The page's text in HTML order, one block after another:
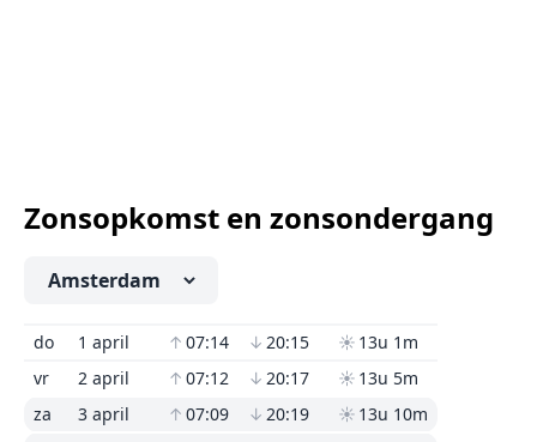
Zonsopkomst en zonsondergang
do 1 april ↑ 07:14 ↓ 20:15 ☀ 13u 1m
vr
2 april ↑ 07:12 ↓ 20:17 ☀ 13u 5m
za
3 april ↑ 07:09 ↓ 20:19 ☀ 13u 10m